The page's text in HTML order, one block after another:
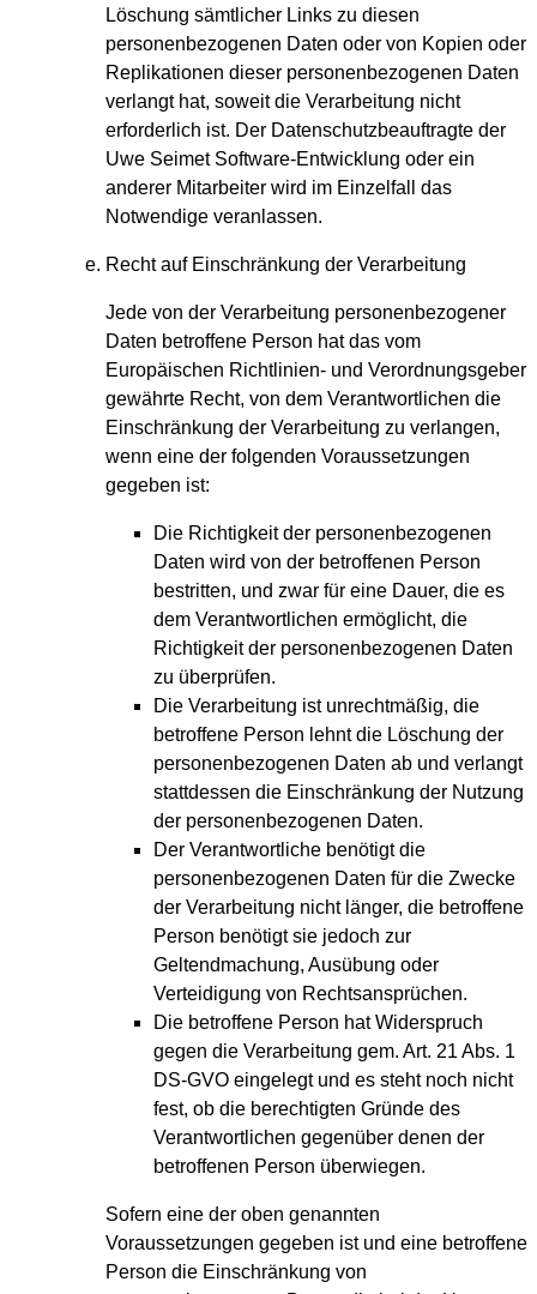
Löschung sämtlicher Links zu diesen
personenbezogenen Daten oder von Kopien oder
Replikationen dieser personenbezogenen Daten
verlangt hat, soweit die Verarbeitung nicht
erforderlich ist. Der Datenschutzbeauftragte der
Uwe Seimet Software-Entwicklung oder ein
anderer Mitarbeiter wird im Einzelfall das
Notwendige veranlassen.
Recht auf Einschränkung der Verarbeitung
Jede von der Verarbeitung personenbezogener
Daten betroffene Person hat das vom
Europäischen Richtlinien- und Verordnungsgeber
gewährte Recht, von dem Verantwortlichen die
Einschränkung der Verarbeitung zu verlangen,
wenn eine der folgenden Voraussetzungen
gegeben ist:
Die Richtigkeit der personenbezogenen
Daten wird von der betroffenen Person
bestritten, und zwar für eine Dauer, die es
dem Verantwortlichen ermöglicht, die
Richtigkeit der personenbezogenen Daten
zu überprüfen.
Die Verarbeitung ist unrechtmäßig, die
betroffene Person lehnt die Löschung der
personenbezogenen Daten ab und verlangt
stattdessen die Einschränkung der Nutzung
der personenbezogenen Daten.
Der Verantwortliche benötigt die
personenbezogenen Daten für die Zwecke
der Verarbeitung nicht länger, die betroffene
Person benötigt sie jedoch zur
Geltendmachung, Ausübung oder
Verteidigung von Rechtsansprüchen.
Die betroffene Person hat Widerspruch
gegen die Verarbeitung gem. Art. 21 Abs. 1
DS-GVO eingelegt und es steht noch nicht
fest, ob die berechtigten Gründe des
Verantwortlichen gegenüber denen der
betroffenen Person überwiegen.
Sofern eine der oben genannten
Voraussetzungen gegeben ist und eine betroffene
Person die Einschränkung von